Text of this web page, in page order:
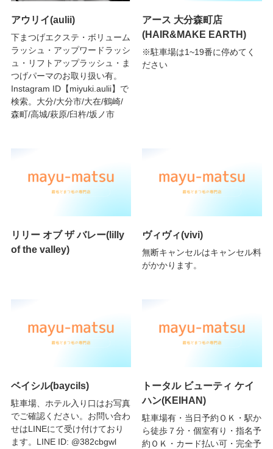
アウリイ(aulii)
下まつげエクステ・ボリューム
ラッシュ・アップワードラッシ
ュ・リフトアップラッシュ・ま
つげパーマのお取り扱い有。
Instagram ID【miyuki.aulii】で
検索。大分/大分市/大在/鶴崎/
森町/高城/萩原/臼杵/坂ノ市
アース 大分森町店
(HAIR&MAKE EARTH)
※駐車場は1~19番に停めてく
ださい
リリー オブ ザ バレー(lilly
of the valley)
ヴィヴィ(vivi)
無断キャンセルはキャンセル料
がかかります。
ベイシル(baycils)
駐車場、ホテル入り口はお写真
でご確認ください。お問い合わ
せはLINEにて受け付けており
ます。LINE ID: @382cbgwl
トータル ビューティ ケイ
ハン(KEIHAN)
駐車場有・当日予約ＯＫ・駅か
ら徒歩７分・個室有り・指名予
約ＯＫ・カード払い可・完全予